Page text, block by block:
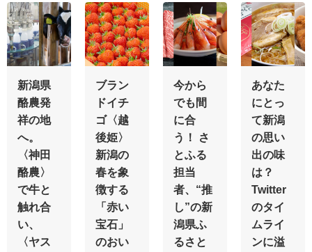
新潟県
酪農発
祥の地
へ。
〈神田
酪農〉
で牛と
触れ合
い、
〈ヤス
ブラン
ドイチ
ゴ〈越
後姫〉
新潟の
春を象
徴する
「赤い
宝石」
のおい
今から
でも間
に合
う！ さ
とふる
担当
者、“推
し”の新
潟県ふ
るさと
あなた
にとっ
て新潟
の思い
出の味
は？
Twitter
のタイ
ムライ
ンに溢